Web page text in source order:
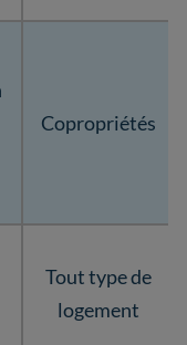
Copropriétés
Tout type de
logement